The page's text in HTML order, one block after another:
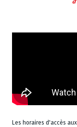
Les horaires d'accès